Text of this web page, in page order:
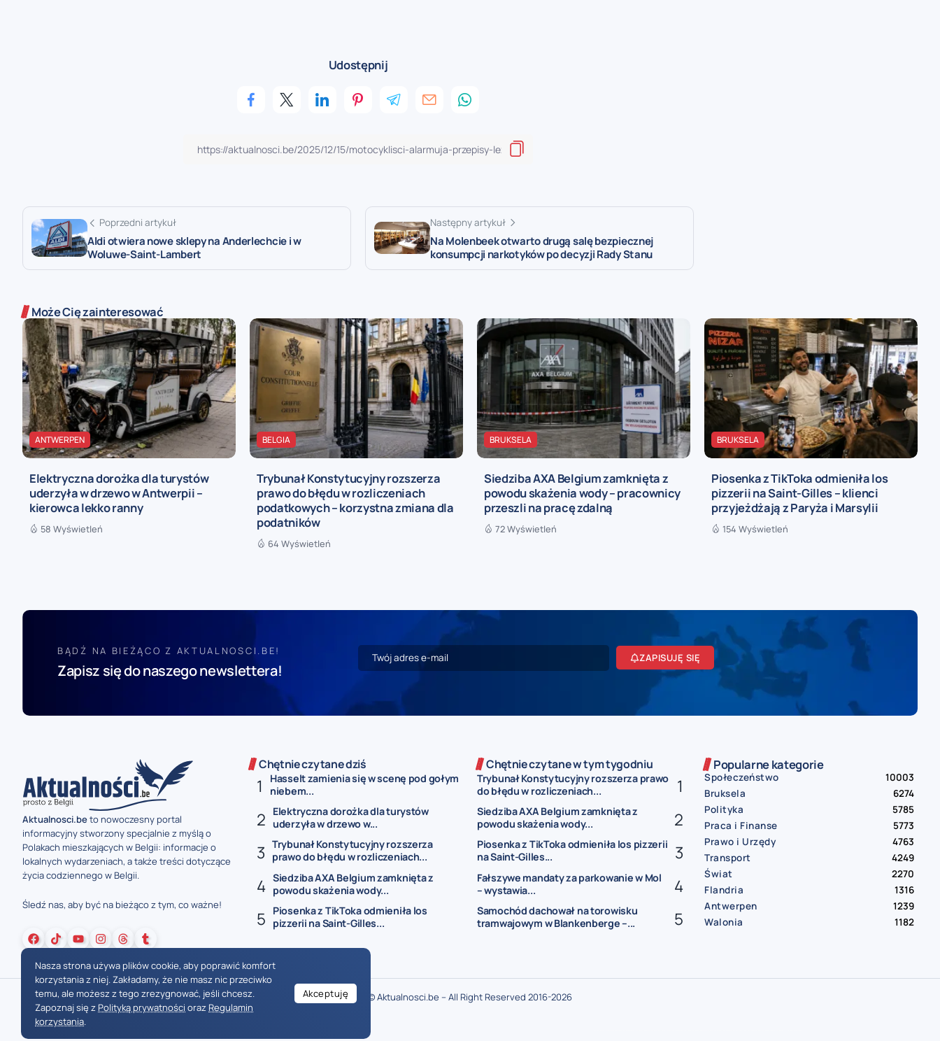
Udostępnij
Poprzedni artykuł
Aldi otwiera nowe sklepy na Anderlechcie i w
Woluwe-Saint-Lambert
Następny artykuł
Na Molenbeek otwarto drugą salę bezpiecznej
konsumpcji narkotyków po decyzji Rady Stanu
Może Cię zainteresować
ANTWERPEN
Elektryczna dorożka dla turystów
uderzyła w drzewo w Antwerpii –
kierowca lekko ranny
58 Wyświetleń
BELGIA
Trybunał Konstytucyjny rozszerza
prawo do błędu w rozliczeniach
podatkowych – korzystna zmiana dla
podatników
64 Wyświetleń
BRUKSELA
Siedziba AXA Belgium zamknięta z
powodu skażenia wody – pracownicy
przeszli na pracę zdalną
72 Wyświetleń
BRUKSELA
Piosenka z TikToka odmieniła los
pizzerii na Saint-Gilles – klienci
przyjeżdżają z Paryża i Marsylii
154 Wyświetleń
BĄDŹ NA BIEŻĄCO Z AKTUALNOSCI.BE!
Zapisz się do naszego newslettera!
ZAPISUJĘ SIĘ
Aktualnosci.beto nowoczesny portal
informacyjny stworzony specjalnie z myślą o
Polakach mieszkających w Belgii: informacje o
lokalnych wydarzeniach, a także treści dotyczące
życia codziennego w Belgii.
Śledź nas, aby być na bieżąco z tym, co ważne!
Chętnie czytane dziś
Hasselt zamienia się w scenę pod gołym
niebem...
Elektryczna dorożka dla turystów
uderzyła w drzewo w...
Trybunał Konstytucyjny rozszerza
prawo do błędu w rozliczeniach...
Siedziba AXA Belgium zamknięta z
powodu skażenia wody...
Piosenka z TikToka odmieniła los
pizzerii na Saint-Gilles...
Chętnie czytane w tym tygodniu
Trybunał Konstytucyjny rozszerza prawo
do błędu w rozliczeniach...
Siedziba AXA Belgium zamknięta z
powodu skażenia wody...
Piosenka z TikToka odmieniła los pizzerii
na Saint-Gilles...
Fałszywe mandaty za parkowanie w Mol
– wystawia...
Samochód dachował na torowisku
tramwajowym w Blankenberge –...
Popularne kategorie
Społeczeństwo
10003
Bruksela
6274
Polityka
5785
Praca i Finanse
5773
Prawo i Urzędy
4763
Transport
4249
Świat
2270
Flandria
1316
Antwerpen
1239
Walonia
1182
© Aktualnosci.be – All Right Reserved 2016-2026
Nasza strona używa plików cookie, aby poprawić komfort
korzystania z niej. Zakładamy, że nie masz nic przeciwko
temu, ale możesz z tego zrezygnować, jeśli chcesz.
Zapoznaj się z Polityką prywatności oraz Regulamin
korzystania.
Akceptuję